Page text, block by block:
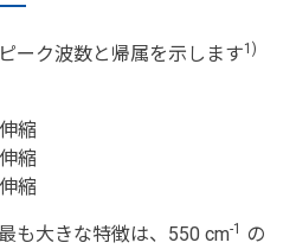
ーク波数と帰属を示します1)
縮
縮
縮
も大きな特徴は、550 cm-1
の